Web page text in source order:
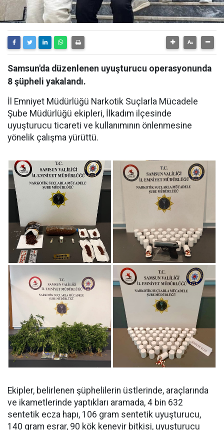
Samsun'da düzenlenen uyuşturucu operasyonunda
8 şüpheli yakalandı.
İl Emniyet Müdürlüğü Narkotik Suçlarla Mücadele
Şube Müdürlüğü ekipleri, İlkadım ilçesinde
uyuşturucu ticareti ve kullanımının önlenmesine
yönelik çalışma yürüttü.
Ekipler, belirlenen şüphelilerin üstlerinde, araçlarında
ve ikametlerinde yaptıkları aramada, ⁠4 bin 632
sentetik ecza hapı, 106 gram sentetik uyuşturucu,
140 gram esrar, 90 kök kenevir bitkisi, uyuşturucu